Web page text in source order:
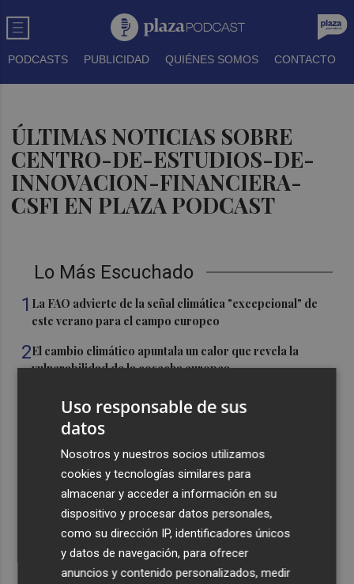
PODCASTS PUBLICIDAD QUIÉNES SOMOS CONTACTO
ÚLTIMAS NOTICIAS SOBRE
CENTRO-DE-ESTUDIOS-DE-
INNOVACION-FINANCIERA-
CSFI EN PLAZA PODCAST
Lo Más Escuchado
1 La FAO advierte de la señal climática "excepcional" de
este verano para el campo europeo
2El cambio climático apuntala un calor que revela la
vulnerabilidad de la cosecha europea
Alcaraz se acerca a los ocho meses sin ganar un título
que pasó entre julio de 2023 y marzo de 2024
El CACV destaca la "credibilidad alcanzada" y la
creación de nuevas cátedras en su primer mandato
Diakhaby: “La afición debe estar más unida con el club y
con nosotros”
Uso responsable de sus
datos
Nosotros y nuestros socios utilizamos
cookies y tecnologías similares para
almacenar y acceder a información en su
dispositivo y procesar datos personales,
como su dirección IP, identificadores únicos
y datos de navegación, para ofrecer
anuncios y contenido personalizados, medir